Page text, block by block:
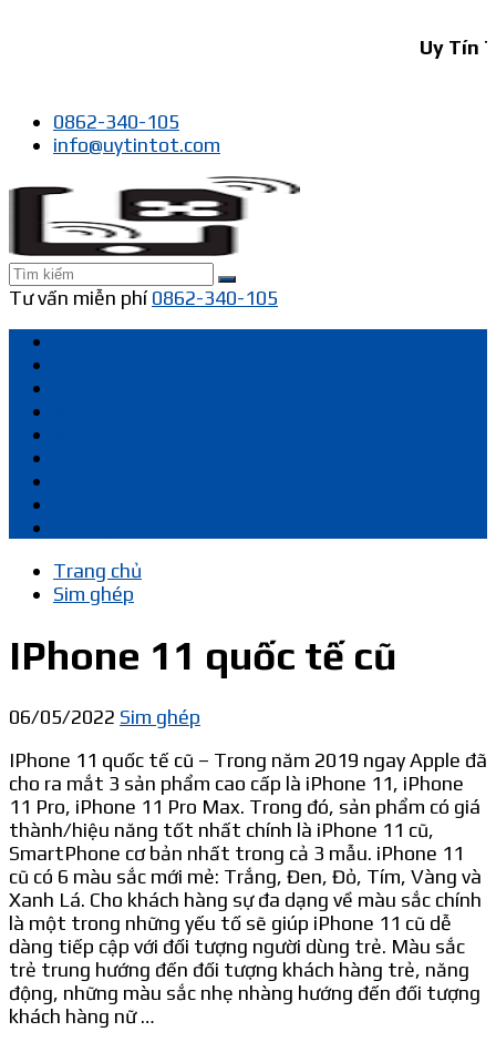
Uy Tín Tốt
0862-340-105
info@uytintot.com
Tư vấn miễn phí 0862-340-105
Trang chủ
Sim ghép
IPhone 11 quốc tế cũ
06/05/2022 Sim ghép
IPhone 11 quốc tế cũ – Trong năm 2019 ngay Apple đã
cho ra mắt 3 sản phẩm cao cấp là iPhone 11, iPhone
11 Pro, iPhone 11 Pro Max. Trong đó, sản phẩm có giá
thành/hiệu năng tốt nhất chính là iPhone 11 cũ,
SmartPhone cơ bản nhất trong cả 3 mẫu. iPhone 11
cũ có 6 màu sắc mới mẻ: Trắng, Đen, Đỏ, Tím, Vàng và
Xanh Lá. Cho khách hàng sự đa dạng về màu sắc chính
là một trong những yếu tố sẽ giúp iPhone 11 cũ dễ
dàng tiếp cập với đối tượng người dùng trẻ. Màu sắc
trẻ trung hướng đến đối tượng khách hàng trẻ, năng
động, những màu sắc nhẹ nhàng hướng đến đối tượng
khách hàng nữ …